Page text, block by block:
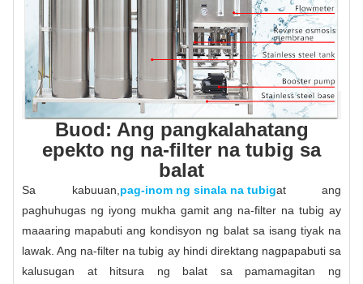
Buod: Ang pangkalahatang
epekto ng na-filter na tubig sa
balat
Sa kabuuan, pag-inom ng sinala na tubigat ang
paghuhugas ng iyong mukha gamit ang na-filter na tubig ay
maaaring mapabuti ang kondisyon ng balat sa isang tiyak na
lawak. Ang na-filter na tubig ay hindi direktang nagpapabuti sa
kalusugan at hitsura ng balat sa pamamagitan ng